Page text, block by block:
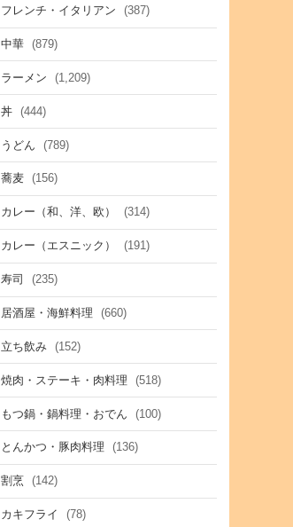
フレンチ・イタリアン (387)
中華 (879)
ラーメン (1,209)
丼 (444)
うどん (789)
蕎麦 (156)
カレー（和、洋、欧） (314)
カレー（エスニック） (191)
寿司 (235)
居酒屋・海鮮料理 (660)
立ち飲み (152)
焼肉・ステーキ・肉料理 (518)
もつ鍋・鍋料理・おでん (100)
とんかつ・豚肉料理 (136)
割烹 (142)
カキフライ (78)